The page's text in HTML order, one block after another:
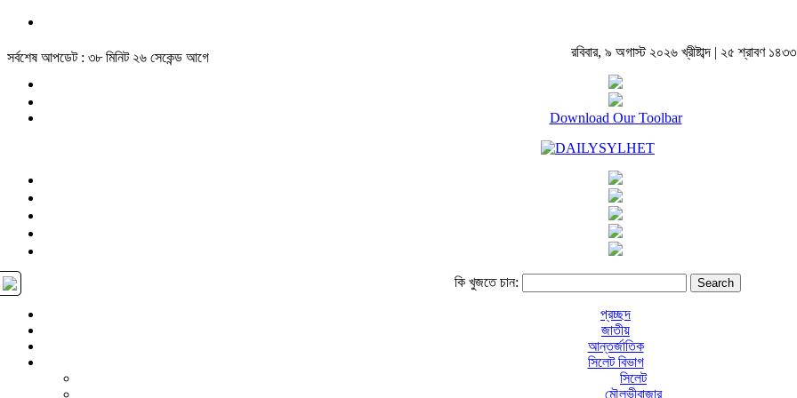
সর্বশেষ আপডেট : ৩৮ মিনিট ২৬ সেকেন্ড আগে রবিবার, ৯ অগাস্ট ২০২৬ খ্রীষ্টাব্দ | ২৫ শ্রাবণ ১৪৩৩
Download Our Toolbar
কি খুজতে চান:
প্রচ্ছদ
জাতীয়
আন্তর্জাতিক
সিলেট বিভাগ
সিলেট
মৌলভীবাজার